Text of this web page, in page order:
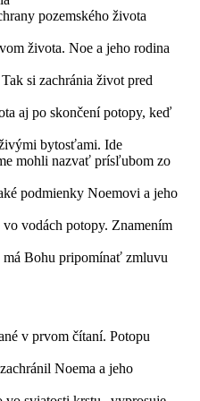
pozemského života
života. Noe a jeho rodina
si zachránia život pred
aj po skončení potopy, keď
bytosťami. Ide
mohli nazvať prísľubom zo
podmienky Noemovi a jeho
vodách potopy. Znamením
má Bohu pripomínať zmluvu
v prvom čítaní. Potopu
Noema a jeho